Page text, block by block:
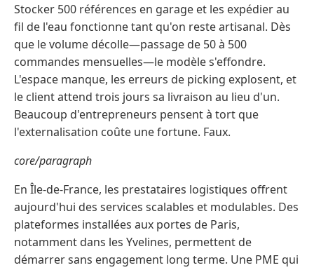
Stocker 500 références en garage et les expédier au
fil de l'eau fonctionne tant qu'on reste artisanal. Dès
que le volume décolle—passage de 50 à 500
commandes mensuelles—le modèle s'effondre.
L'espace manque, les erreurs de picking explosent, et
le client attend trois jours sa livraison au lieu d'un.
Beaucoup d'entrepreneurs pensent à tort que
l'externalisation coûte une fortune. Faux.
core/paragraph
En Île-de-France, les prestataires logistiques offrent
aujourd'hui des services scalables et modulables. Des
plateformes installées aux portes de Paris,
notamment dans les Yvelines, permettent de
démarrer sans engagement long terme. Une PME qui